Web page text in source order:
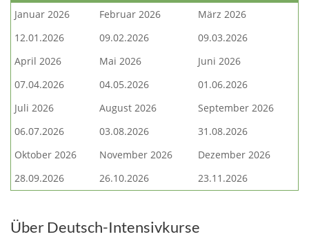
Januar 2026 Februar 2026
März 2026
12.01.2026
09.02.2026
09.03.2026
April 2026
Mai 2026
Juni 2026
07.04.2026
04.05.2026
01.06.2026
Juli 2026
August 2026
September 2026
06.07.2026
03.08.2026
31.08.2026
Oktober 2026
November 2026
Dezember 2026
28.09.2026
26.10.2026 23.11.2026
Über Deutsch-Intensivkurse